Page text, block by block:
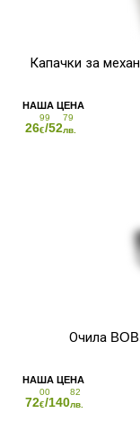
Капачки за
26
99
€/52
79
лв.
Очила
72
00
€/140
82
лв.